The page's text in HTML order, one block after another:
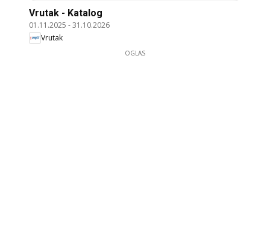
Vrutak - Katalog
01.11.2025 -31.10.2026
Vrutak
OGLAS